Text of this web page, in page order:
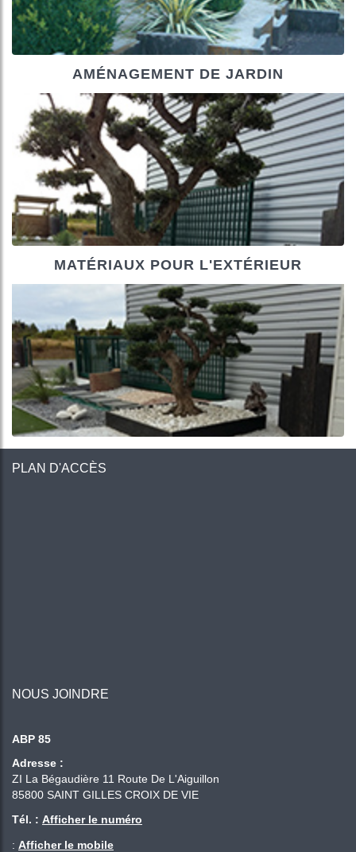
AMÉNAGEMENT DE JARDIN
MATÉRIAUX POUR L'EXTÉRIEUR
+
PLAN D'ACCÈS
NOUS JOINDRE
ABP 85
Adresse :
ZI La Bégaudière 11 Route De L'Aiguillon
85800 SAINT GILLES CROIX DE VIE
Tél. : Afficher le numéro
: Afficher le mobile